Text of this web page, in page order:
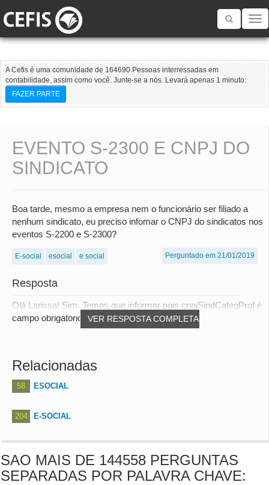
Toggle
A Cefis é uma comunidade de 164690 Pessoas interressadas em
contabilidade, assim como você. Junte-se a nós. Levará apenas 1 minuto:
FAZER PARTE
EVENTO S-2300 E CNPJ DO
SINDICATO
Boa tarde, mesmo a empresa nem o funcionário ser filiado a
nenhum sindicato, eu preciso infomar o CNPJ do sindicatos nos
eventos S-2200 e S-2300?
E-social esocial e social Perguntado em 21/01/2019
Resposta
VER RESPOSTA COMPLETA
Olá Larissa! Sim. Temos que informar pois cnpjSindCategProf é
campo obrigatório no cadastro S2200 e...
Relacionadas
58 ESOCIAL
204 E-SOCIAL
SAO MAIS DE 144558 PERGUNTAS
SEPARADAS POR PALAVRA CHAVE: